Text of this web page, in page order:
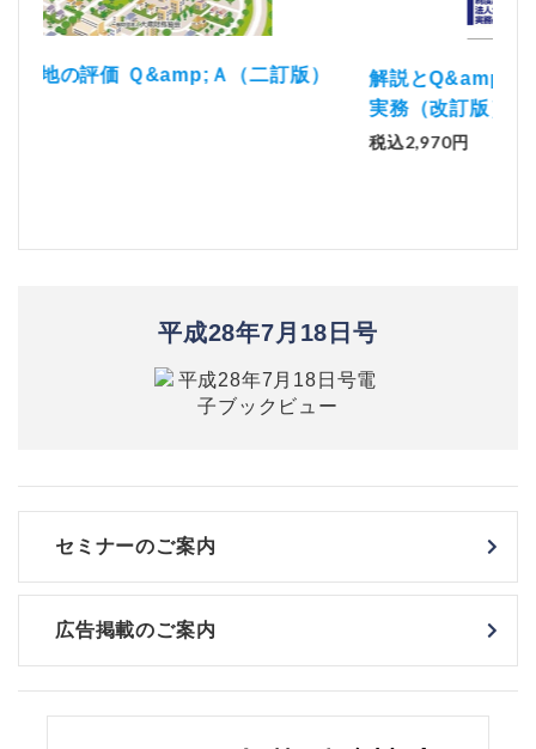
解説とQ&amp;Aでわかる 電子帳簿等保存制度の
平成28年7月18日号
セミナーのご案内
広告掲載のご案内